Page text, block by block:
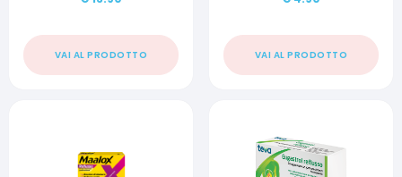
VAI AL PRODOTTO VAI AL PRODOTTO